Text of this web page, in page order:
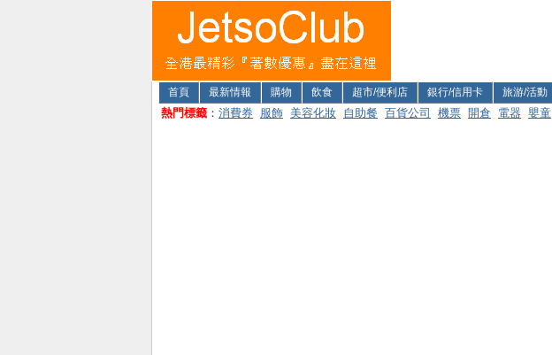
首頁 最新情報 購物 飲食 超市/便利店 銀行/信用卡 旅游/活動
熱門標籤 ： 消費券 服飾 美容化妝 自助餐 百貨公司 機票 開倉 電器 嬰童